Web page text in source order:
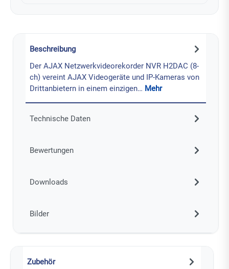
Beschreibung
Der AJAX Netzwerkvideorekorder NVR H2DAC (8-
ch) vereint AJAX Videogeräte und IP-Kameras von
Drittanbietern in einem einzigen… Mehr
Technische Daten
Bewertungen
Downloads
Bilder
Zubehör